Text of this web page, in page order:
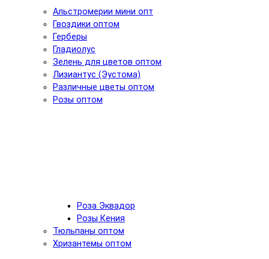
Альстромерии мини опт
Гвоздики оптом
Герберы
Гладиолус
Зелень для цветов оптом
Лизиантус (Эустома)
Различные цветы оптом
Розы оптом
Роза Эквадор
Розы Кения
Тюльпаны оптом
Хризантемы оптом